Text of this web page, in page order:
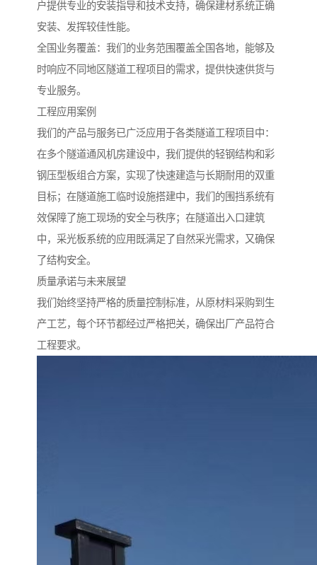
户提供专业的安装指导和技术支持，确保建材系统正确
安装、发挥较佳性能。
全国业务覆盖：我们的业务范围覆盖全国各地，能够及
时响应不同地区隧道工程项目的需求，提供快速供货与
专业服务。
工程应用案例
我们的产品与服务已广泛应用于各类隧道工程项目中：
在多个隧道通风机房建设中，我们提供的轻钢结构和彩
钢压型板组合方案，实现了快速建造与长期耐用的双重
目标；在隧道施工临时设施搭建中，我们的围挡系统有
效保障了施工现场的安全与秩序；在隧道出入口建筑
中，采光板系统的应用既满足了自然采光需求，又确保
了结构安全。
质量承诺与未来展望
我们始终坚持严格的质量控制标准，从原材料采购到生
产工艺，每个环节都经过严格把关，确保出厂产品符合
工程要求。